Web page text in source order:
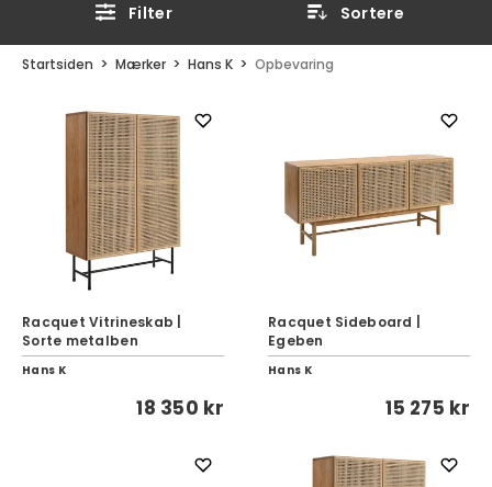
Filter Sortere
Startsiden Mærker Hans K Opbevaring
Racquet Vitrineskab |
Sorte metalben
Hans K
18 350 kr
Racquet Sideboard |
Egeben
Hans K
15 275 kr